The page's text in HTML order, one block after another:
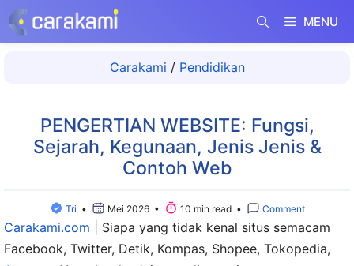
Langsung
ke
MENU
Carakami / Pendidikan
PENGERTIAN WEBSITE: Fungsi,
Sejarah, Kegunaan, Jenis Jenis &
Contoh Web
Tri • Mei 2026 • 10 min read • Comment
Carakami.com
Siapa yang tidak kenal situs semacam
Facebook, Twitter, Detik, Kompas, Shopee, Tokopedia,